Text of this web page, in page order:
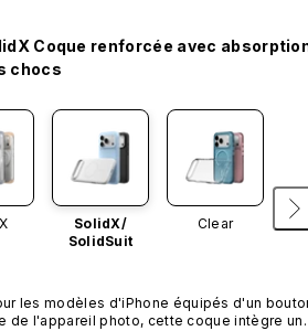
Coque renforcée avec
chocs
SolidX/
SolidSuit
Clear
les modèles d'iPhone équipés d'un
de l'appareil photo, cette coque intègre un